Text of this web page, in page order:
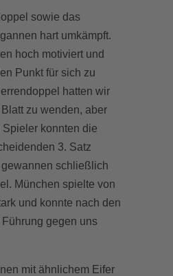
sowie das
hart umkämpft.
hoch motiviert und
Punkt für sich zu
hatten wir
zu wenden, aber
konnten die
3. Satz
schließlich
München spielte von
und konnte nach den
gegen uns
mit ähnlichem Eifer